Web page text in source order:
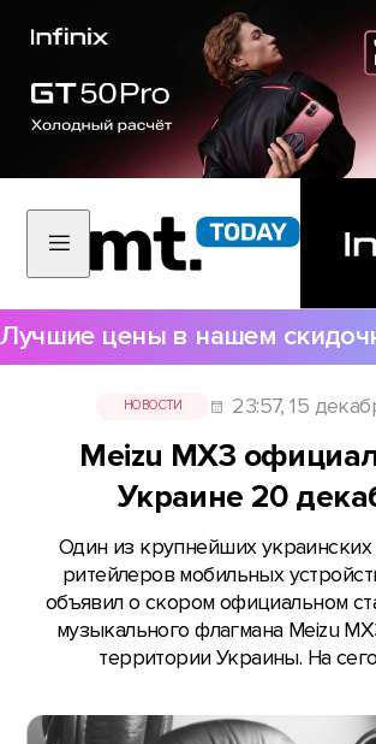
Лучшие цены в нашем
НОВОСТИ 23:57, 15
Meizu MX3
Украине 20
Один из крупнейших
ритейлеров мобильных
объявил о скором официальном
музыкального флагмана Meizu
территории Украины. На